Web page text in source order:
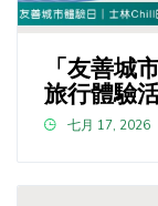
「友善城
旅行體驗
七月 17, 2026